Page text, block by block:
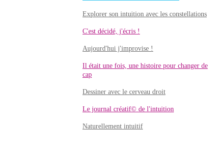
Explorer son intuition avec les constellations
C'est décidé, j'écris !
Aujourd'hui j'improvise !
Il était une fois, une histoire pour changer de
cap
Dessiner avec le cerveau droit
Le journal créatif© de l'intuition
Naturellement intuitif